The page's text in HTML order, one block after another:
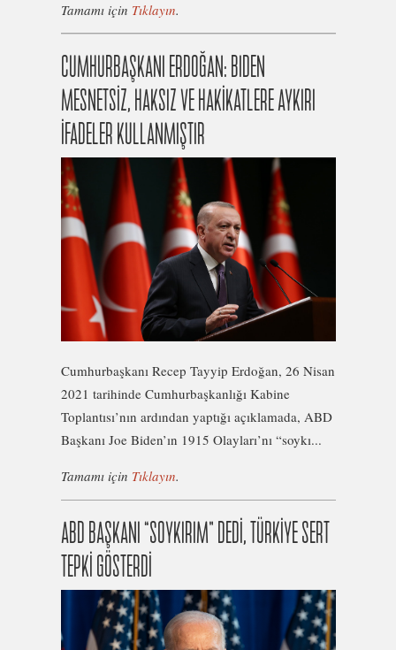
Tamamı için Tıklayın.
CUMHURBAŞKANI ERDOĞAN: BIDEN
MESNETSİZ, HAKSIZ VE HAKİKATLERE AYKIRI
İFADELER KULLANMIŞTIR
Cumhurbaşkanı Recep Tayyip Erdoğan, 26 Nisan
2021 tarihinde Cumhurbaşkanlığı Kabine
Toplantısı’nın ardından yaptığı açıklamada, ABD
Başkanı Joe Biden’ın 1915 Olayları’nı “soykı...
Tamamı için Tıklayın.
ABD BAŞKANI “SOYKIRIM” DEDİ, TÜRKİYE SERT
TEPKİ GÖSTERDİ